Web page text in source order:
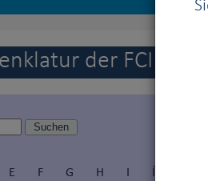
der FCI
E F G H I Í